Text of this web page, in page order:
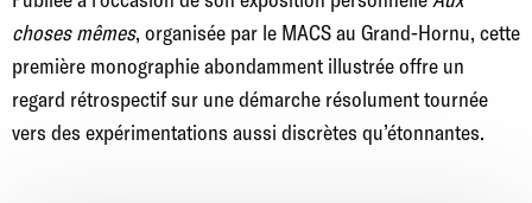
choses mêmes, organisée par le MACS au Grand-Hornu, cette
première monographie abondamment illustrée offre un
regard rétrospectif sur une démarche résolument tournée
vers des expérimentations aussi discrètes qu’étonnantes.